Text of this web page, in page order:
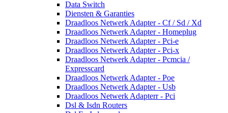
Data Switch
Diensten & Garanties
Draadloos Netwerk Adapter - Cf / Sd / Xd
Draadloos Netwerk Adapter - Homeplug
Draadloos Netwerk Adapter - Pci-e
Draadloos Netwerk Adapter - Pci-x
Draadloos Netwerk Adapter - Pcmcia /
Expresscard
Draadloos Netwerk Adapter - Poe
Draadloos Netwerk Adapter - Usb
Draadloos Netwerk Adapterr - Pci
Dsl & Isdn Routers